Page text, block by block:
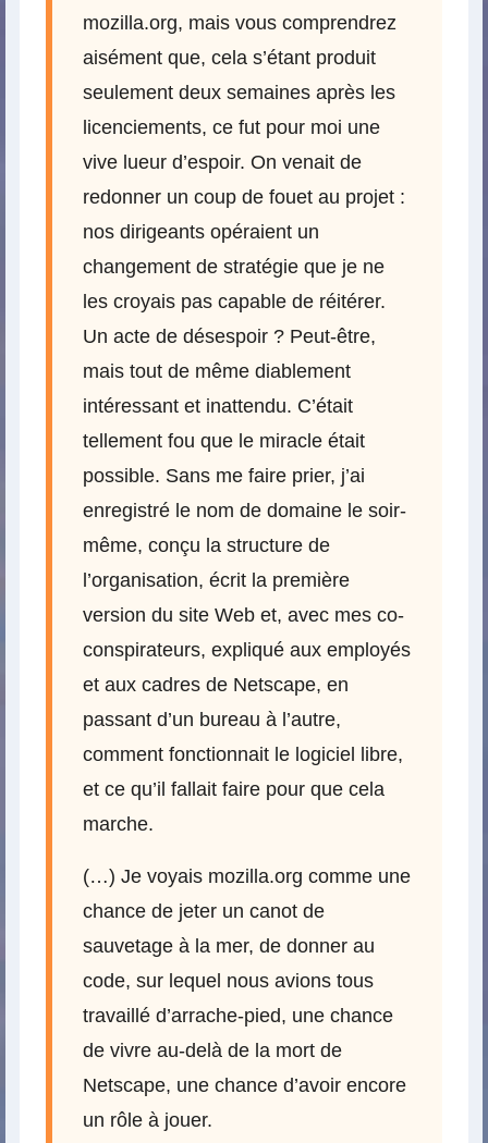
mozilla.org, mais vous comprendrez
aisément que, cela s’étant produit
seulement deux semaines après les
licenciements, ce fut pour moi une
vive lueur d’espoir. On venait de
redonner un coup de fouet au projet :
nos dirigeants opéraient un
changement de stratégie que je ne
les croyais pas capable de réitérer.
Un acte de désespoir ? Peut-être,
mais tout de même diablement
intéressant et inattendu. C’était
tellement fou que le miracle était
possible. Sans me faire prier, j’ai
enregistré le nom de domaine le soir-
même, conçu la structure de
l’organisation, écrit la première
version du site Web et, avec mes co-
conspirateurs, expliqué aux employés
et aux cadres de Netscape, en
passant d’un bureau à l’autre,
comment fonctionnait le logiciel libre,
et ce qu’il fallait faire pour que cela
marche.
(…) Je voyais mozilla.org comme une
chance de jeter un canot de
sauvetage à la mer, de donner au
code, sur lequel nous avions tous
travaillé d’arrache-pied, une chance
de vivre au-delà de la mort de
Netscape, une chance d’avoir encore
un rôle à jouer.